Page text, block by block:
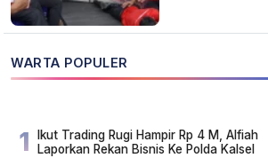
WARTA POPULER
1
Ikut Trading Rugi Hampir Rp 4 M, Alfiah
Laporkan Rekan Bisnis Ke Polda Kalsel